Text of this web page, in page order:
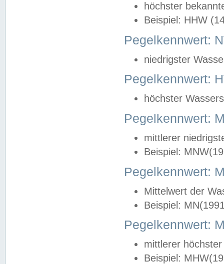
höchster
Beispiel: HHW
Pegelkennwert:
niedrigster
Pegelkennwert:
höchster
Pegelkennwert:
mittlerer
Beispiel:
Pegelkennwert:
Mittelwert der
Beispiel:
Pegelkennwert:
mittlerer
Beispiel: